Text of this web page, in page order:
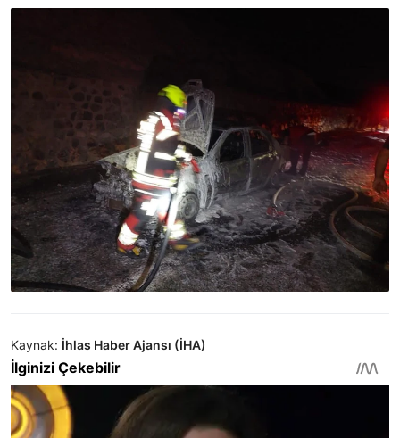
Kaynak: İhlas Haber Ajansı (İHA)